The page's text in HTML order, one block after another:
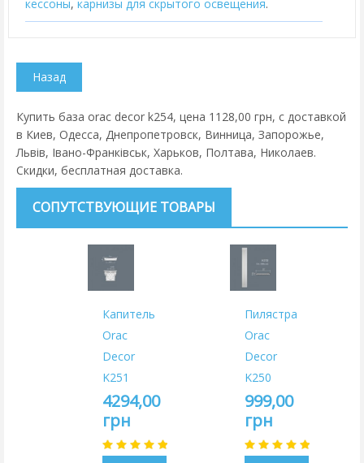
кессоны, карнизы для скрытого освещения.
Купить база orac decor k254, цена 1128,00 грн, с доставкой
в Киев, Одесса, Днепропетровск, Винница, Запорожье,
Львів, Івано-Франківськ, Харьков, Полтава, Николаев.
Скидки, бесплатная доставка.
СОПУТСТВУЮЩИЕ ТОВАРЫ
Капитель
Orac
Decor
K251
4294,00
грн
Пилястра
Orac
Decor
K250
999,00
грн